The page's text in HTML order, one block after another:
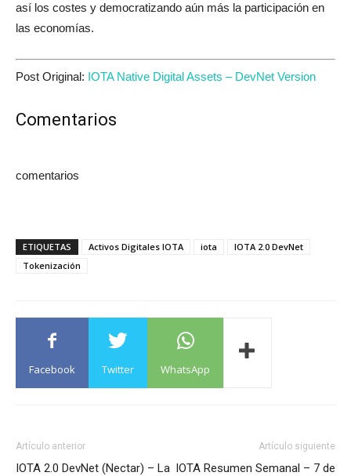
así los costes y democratizando aún más la participación en
las economías.
Post Original: IOTA Native Digital Assets – DevNet Version
Comentarios
comentarios
ETIQUETAS Activos Digitales IOTA iota
IOTA 2.0 DevNet
Tokenización
Facebook Twitter WhatsApp
Artículo anterior
IOTA 2.0 DevNet (Nectar) – La
Artículo siguiente
IOTA Resumen Semanal – 7 de